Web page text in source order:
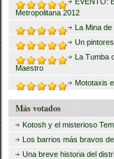
Metropolitana 2012
La Mina
Un
La
Maestro
Mototaxis
Más votados
Kotosh y el misterioso
Los barrios más bravos
Una breve historia del